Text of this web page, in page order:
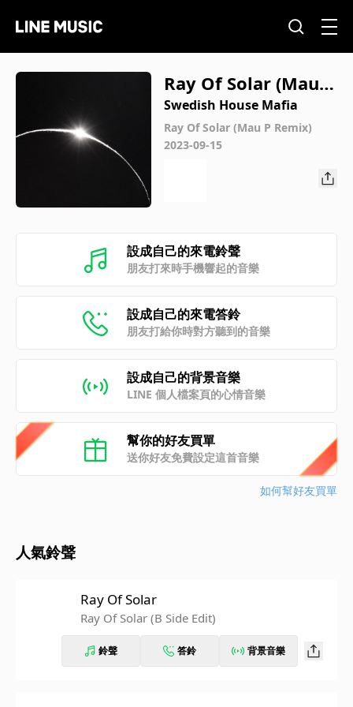
Ray Of Solar (Mau P
Remix)
Swedish House Mafia
Ray Of Solar (Mau P Remix)
2023-09-15
設成自己的來電鈴聲
朋友打來時手機響起的音樂
設成自己的來電答鈴
朋友打給你時對方聽到的音樂
設成自己的背景音樂
LINE 個人檔案頁的心情音樂
幫你的好友買單
送你好友免費設定這首音樂
如何幫好友買單
人氣鈴聲
Ray Of Solar
Ray Of Solar (B Side Edit)
鈴聲 答鈴 背景音樂